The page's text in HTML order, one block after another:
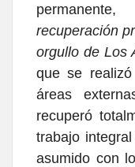
permanente,
recuperación
orgullo de Los
que se
áreas
recuperó
trabajo
asumido con